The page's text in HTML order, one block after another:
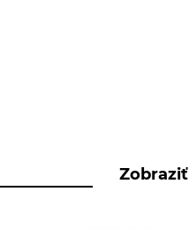
Zobraziť